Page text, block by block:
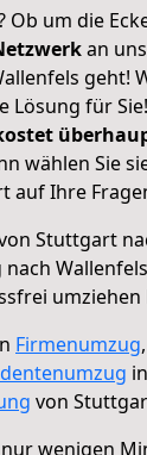
Ob um die
an
geht!
Lösung für
wählen Sie
auf Ihre
Stuttgart
umziehen
Firmenumzug,
von
wenigen